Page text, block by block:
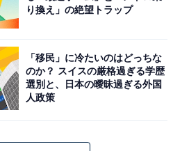
り換え」の絶望トラップ
「移民」に冷たいのはどっちな
のか？ スイスの厳格過ぎる学歴
選別と、日本の曖昧過ぎる外国
人政策